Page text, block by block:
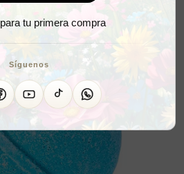
tu primera compra
Síguenos